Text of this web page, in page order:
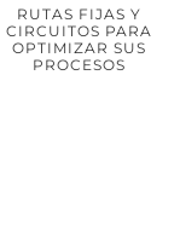
RUTAS FIJAS Y
CIRCUITOS PARA
OPTIMIZAR SUS
PROCESOS
SABER MÁS